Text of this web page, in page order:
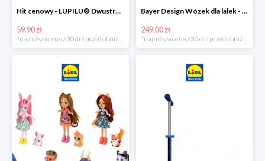
Hit cenowy - LUPILU® Dwustronna kurtka pikowana dziewczęca
59.90 zł
*najniższa cena z 30 dni przed obniżką
Bayer Design Wózek dla lalek - megazestaw
249.00 zł
*najniższa cena z 30 dni przed obniżką